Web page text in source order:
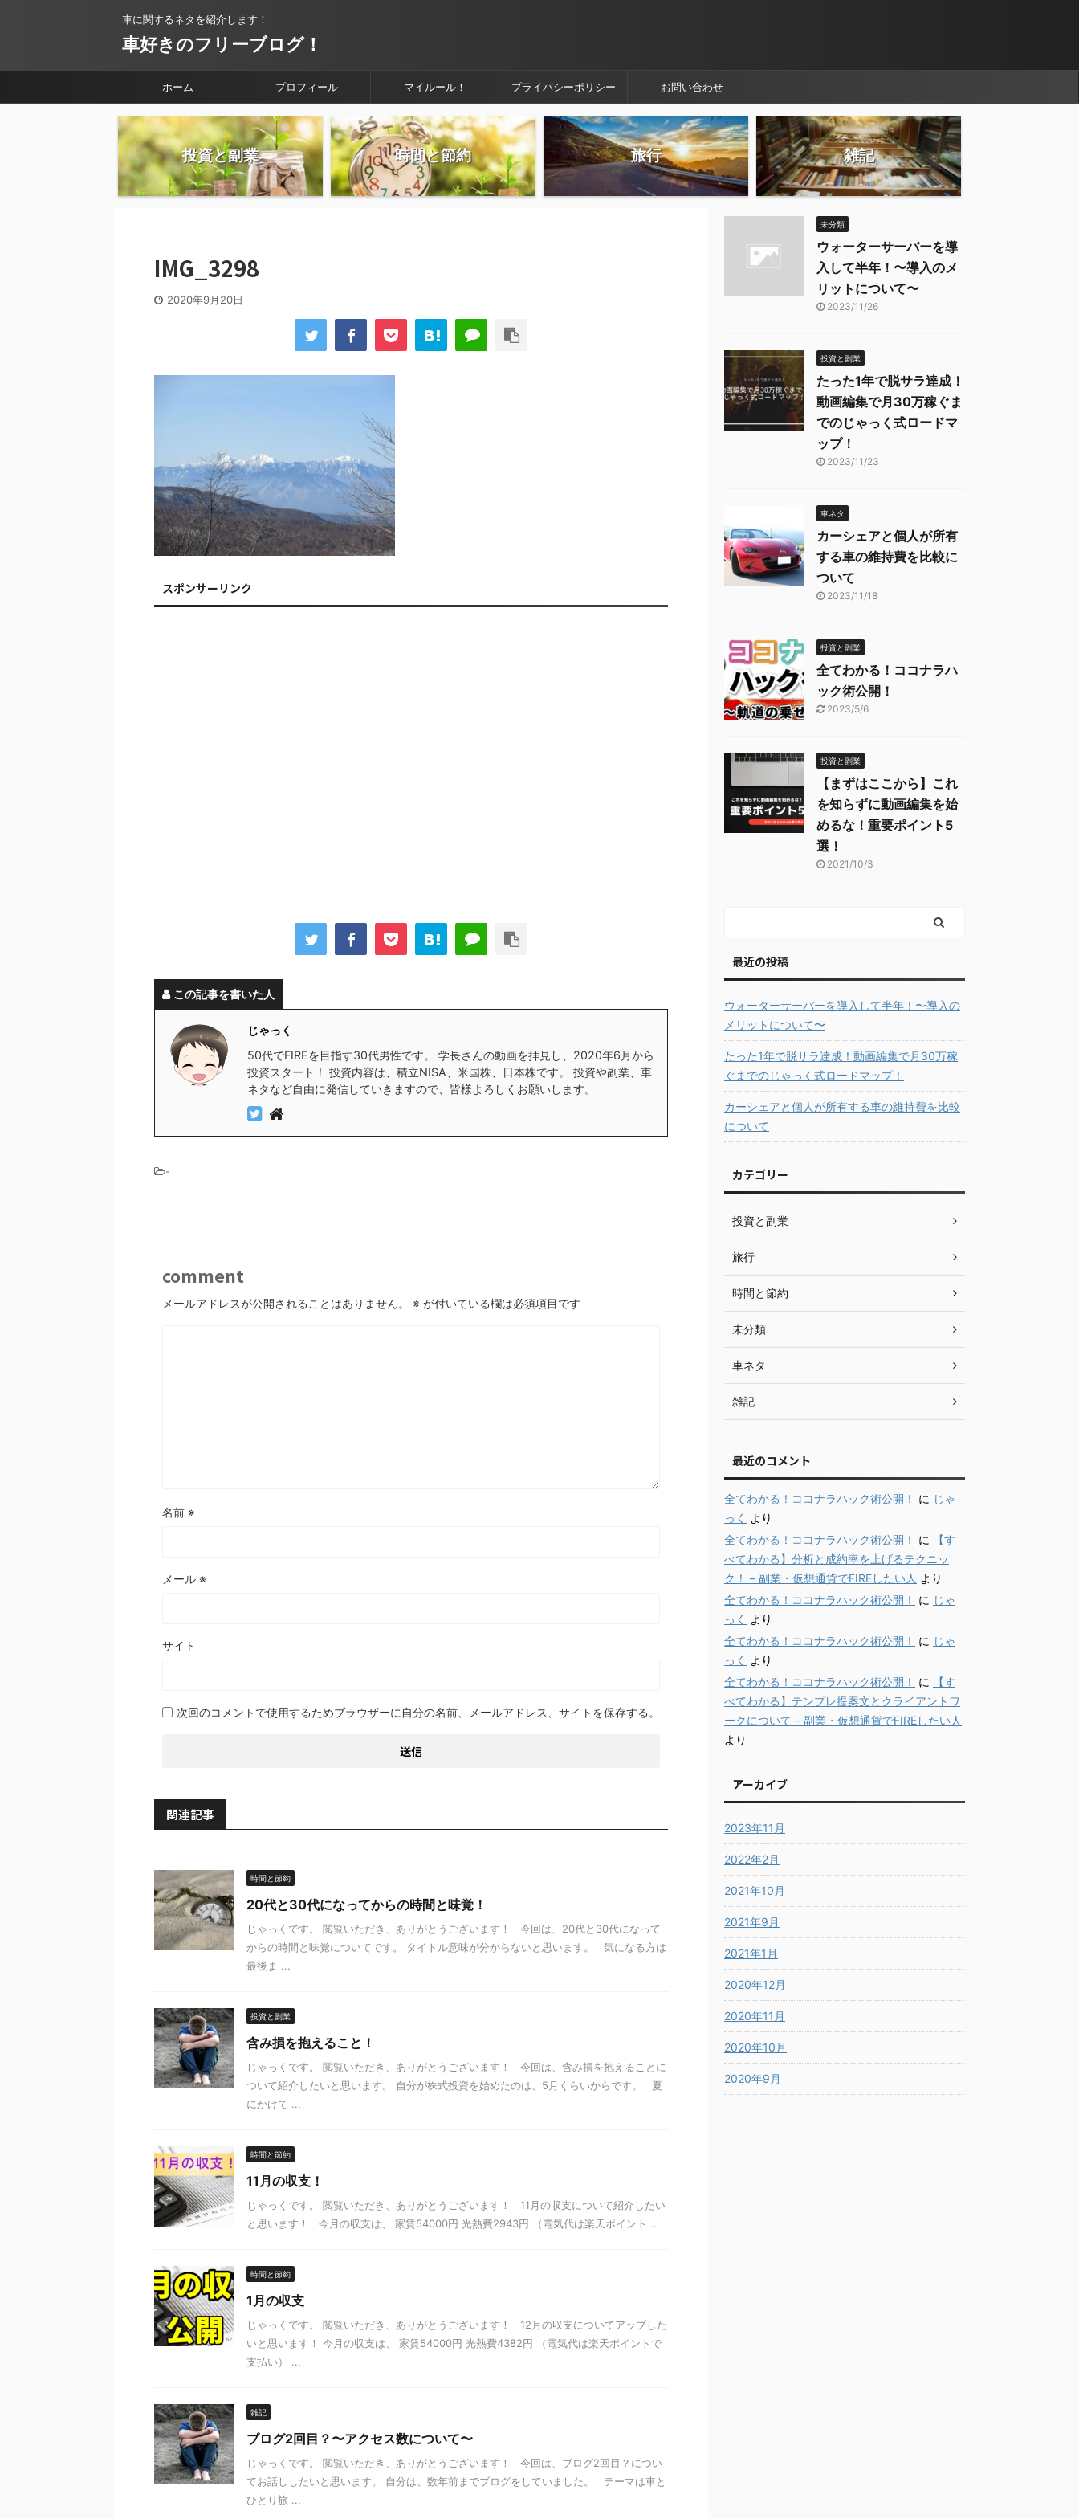
車に関するネタを紹介します！
車好きのフリーブログ！
ホーム プロフィール マイルール！ プライバシーポリシー お問い合わせ
投資と副業 時間と節約 旅行 雑記
IMG_3298
2020年9月20日
スポンサーリンク
この記事を書いた人
じゃっく
50代でFIREを目指す30代男性です。 学長さんの動画を拝見し、2020年6月から
投資スタート！ 投資内容は、積立NISA、米国株、日本株です。 投資や副業、車
ネタなど自由に発信していきますので、皆様よろしくお願いします。
-
comment
メールアドレスが公開されることはありません。 ※ が付いている欄は必須項目です
名前 ※
メール ※
サイト
次回のコメントで使用するためブラウザーに自分の名前、メールアドレス、サイトを保存する。
関連記事
時間と節約
20代と30代になってからの時間と味覚！
じゃっくです。 閲覧いただき、ありがとうございます！ 今回は、20代と30代になって
からの時間と味覚についてです。 タイトル意味が分からないと思います。 気になる方は
最後ま ...
投資と副業
含み損を抱えること！
じゃっくです。 閲覧いただき、ありがとうございます！ 今回は、含み損を抱えることに
ついて紹介したいと思います。 自分が株式投資を始めたのは、5月くらいからです。 夏
にかけて ...
時間と節約
11月の収支！
じゃっくです。 閲覧いただき、ありがとうございます！ 11月の収支について紹介したい
と思います！ 今月の収支は、 家賃54000円 光熱費2943円 （電気代は楽天ポイント ...
時間と節約
1月の収支
じゃっくです。 閲覧いただき、ありがとうございます！ 12月の収支についてアップした
いと思います！ 今月の収支は、 家賃54000円 光熱費4382円 （電気代は楽天ポイントで
支払い） ...
雑記
ブログ2回目？〜アクセス数について〜
じゃっくです。 閲覧いただき、ありがとうございます！ 今回は、ブログ2回目？につい
てお話ししたいと思います。 自分は、数年前までブログをしていました。 テーマは車と
ひとり旅 ...
未分類
ウォーターサーバーを導
入して半年！〜導入のメ
リットについて〜
2023/11/26
投資と副業
たった1年で脱サラ達成！
動画編集で月30万稼ぐま
でのじゃっく式ロードマ
ップ！
2023/11/23
車ネタ
カーシェアと個人が所有
する車の維持費を比較に
ついて
2023/11/18
投資と副業
全てわかる！ココナラハ
ック術公開！
2023/5/6
投資と副業
【まずはここから】これ
を知らずに動画編集を始
めるな！重要ポイント5
選！
2021/10/3
最近の投稿
ウォーターサーバーを導入して半年！〜導入の
メリットについて〜
たった1年で脱サラ達成！動画編集で月30万稼
ぐまでのじゃっく式ロードマップ！
カーシェアと個人が所有する車の維持費を比較
について
カテゴリー
投資と副業
旅行
時間と節約
未分類
車ネタ
雑記
最近のコメント
全てわかる！ココナラハック術公開！ に じゃ
っく
より
全てわかる！ココナラハック術公開！
に
【す
べてわかる】分析と成約率を上げるテクニッ
ク！ – 副業・仮想通貨でFIREしたい人 より
全てわかる！ココナラハック術公開！
に じゃ
っく
より
全てわかる！ココナラハック術公開！
に じゃ
っく
より
全てわかる！ココナラハック術公開！
に
【す
べてわかる】テンプレ提案文とクライアントワ
ークについて – 副業・仮想通貨でFIREしたい人
より
アーカイブ
2023年11月
2022年2月
2021年10月
2021年9月
2021年1月
2020年12月
2020年11月
2020年10月
2020年9月